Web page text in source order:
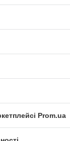
Prom.ua